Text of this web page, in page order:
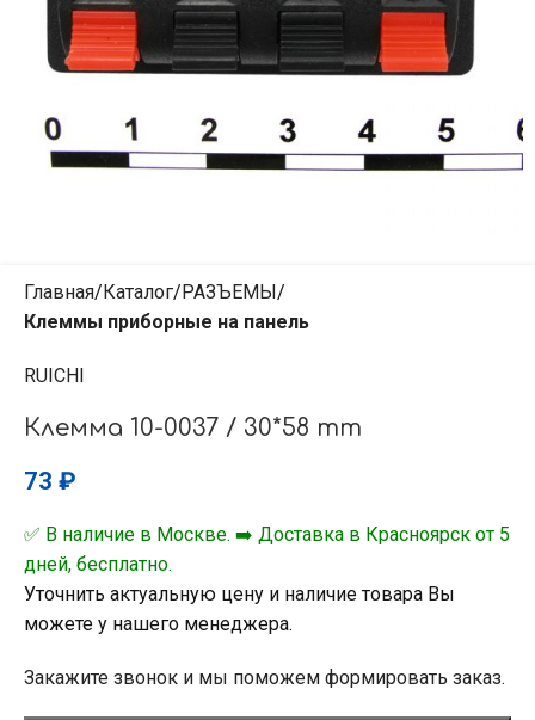
Главная Каталог РАЗЪЕМЫ
Клеммы приборные на панель
RUICHI
Клемма 10-0037 / 30*58 mm
73 ₽
✅ В наличие в Москве. ➡️ Доставка в Красноярск от 5
дней, бесплатно.
Уточнить актуальную цену и наличие товара Вы
можете у нашего менеджера.
Закажите звонок и мы поможем формировать заказ.